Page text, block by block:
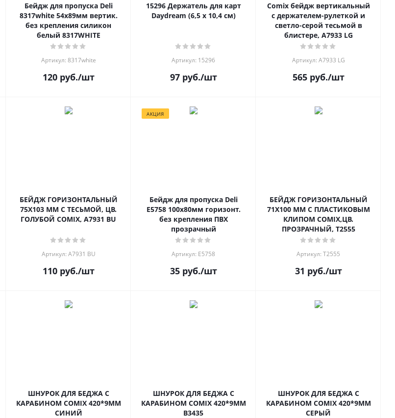
Бейдж для пропуска Deli
8317white 54х89мм вертик.
без крепления силикон
белый 8317WHITE
Артикул: 8317white
120руб./шт
15296 Держатель для карт
Daydream (6,5 х 10,4 см)
Артикул: 15296
97руб./шт
Comix бейдж вертикальный
с держателем-рулеткой и
светло-серой тесьмой в
блистере, A7933 LG
Артикул: A7933 LG
565руб./шт
БЕЙДЖ ГОРИЗОНТАЛЬНЫЙ
75Х103 ММ С ТЕСЬМОЙ, ЦВ.
ГОЛУБОЙ COMIX, A7931 BU
Артикул: A7931 BU
110руб./шт
АКЦИЯ
Бейдж для пропуска Deli
E5758 100х80мм горизонт.
без крепления ПВХ
прозрачный
Артикул: E5758
35руб./шт
БЕЙДЖ ГОРИЗОНТАЛЬНЫЙ
71Х100 ММ С ПЛАСТИКОВЫМ
КЛИПОМ COMIX,ЦВ.
ПРОЗРАЧНЫЙ, T2555
Артикул: T2555
31 руб./шт
ШНУРОК ДЛЯ БЕДЖА С
КАРАБИНОМ COMIX 420*9ММ
СИНИЙ
ШНУРОК ДЛЯ БЕДЖА С
КАРАБИНОМ COMIX 420*9ММ
B3435
ШНУРОК ДЛЯ БЕДЖА С
КАРАБИНОМ COMIX 420*9ММ
СЕРЫЙ